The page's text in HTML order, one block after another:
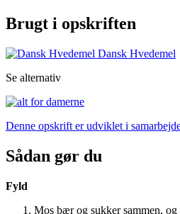
Brugt i opskriften
Dansk Hvedemel
Se alternativ
Denne opskrift er udviklet i
Sådan gør du
Fyld
Mos bær og sukker sammen,